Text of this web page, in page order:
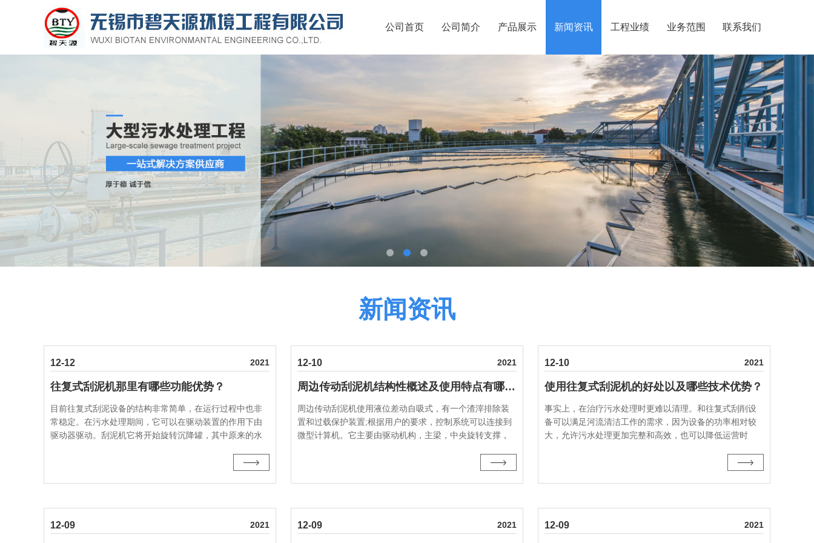
公司首页 公司简介 产品展示 新闻资讯 工程业绩 业务范围 联系我们
新闻资讯
12-12 2021
往复式刮泥机那里有哪些功能优势？
目前往复式刮泥设备的结构非常简单，在运行过程中也非
常稳定。在污水处理期间，它可以在驱动装置的作用下由
驱动器驱动。刮泥机它将开始旋转沉降罐，其中原来的水
12-10 2021
周边传动刮泥机结构性概述及使用特点有哪些？
周边传动刮泥机使用液位差动自吸式，有一个渣滓排除装
置和过载保护装置;根据用户的要求，控制系统可以连接到
微型计算机。它主要由驱动机构，主梁，中央旋转支撑，
12-10 2021
使用往复式刮泥机的好处以及哪些技术优势？
事实上，在治疗污水处理时更难以清理。和往复式刮削设
备可以满足河流清洁工作的需求，因为设备的功率相对较
大，允许污水处理更加完整和高效，也可以降低运营时
12-09 2021 12-09 2021 12-09 2021